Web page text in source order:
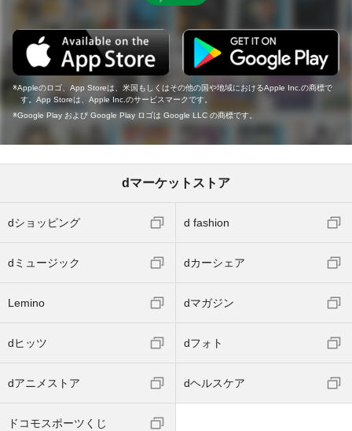
Appleのロゴ、App Storeは、米国もしくはその他の国や地域におけるApple Inc.の商標で
す。App Storeは、Apple Inc.のサービスマークです。
Google Play および Google Play ロゴは Google LLC の商標です。
dマーケットストア
dショッピング d fashion
dミュージック dカーシェア
Lemino dマガジン
dヒッツ dフォト
dアニメストア dヘルスケア
ドコモスポーツくじ